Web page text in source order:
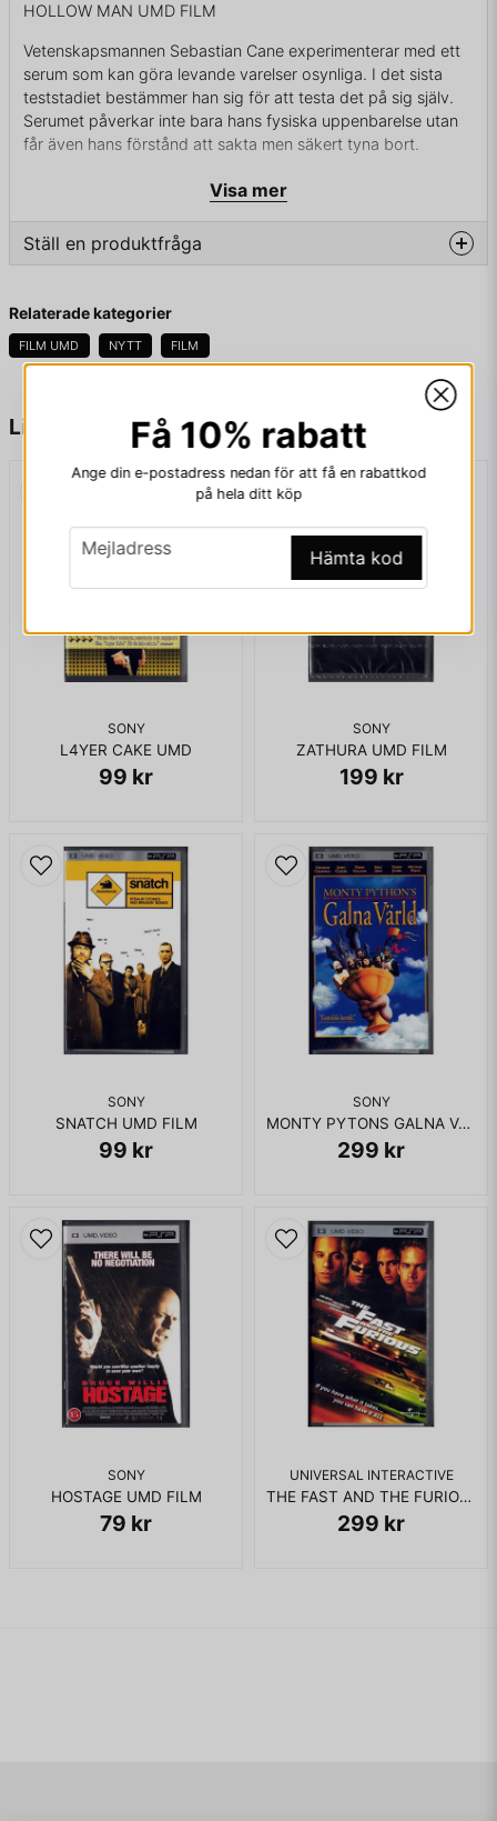
Liknande produkter
SONY
L4YER CAKE UMD
99 kr
SONY
ZATHURA UMD FILM
199 kr
SONY
SNATCH UMD FILM
99 kr
SONY
MONTY PYTONS GALNA VÄRLD UMD FILM
299 kr
SONY
HOSTAGE UMD FILM
79 kr
UNIVERSAL INTERACTIVE
THE FAST AND THE FURIOUS UMD FILM
299 kr
HOLLOW MAN UMD FILM
Vetenskapsmannen Sebastian Cane experimenterar med ett
serum som kan göra levande varelser osynliga. I det sista
teststadiet bestämmer han sig för att testa det på sig själv.
Serumet påverkar inte bara hans fysiska uppenbarelse utan
får även hans förstånd att sakta men säkert tyna bort.
DETTA ÄR EN NY PRODUKT
Visa mer
Ställ en produktfråga
Fråga oss något om denna produkten...
Relaterade kategorier
FILM UMD NYTT FILM
Få 10% rabatt
Ange din e-postadress nedan för att få en rabattkod
på hela ditt köp
email
Mejladress Hämta kod